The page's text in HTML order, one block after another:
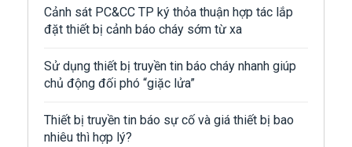
Cảnh sát PC&CC TP ký thỏa thuận hợp tác lắp
đặt thiết bị cảnh báo cháy sớm từ xa
Sử dụng thiết bị truyền tin báo cháy nhanh giúp
chủ động đối phó “giặc lửa”
Thiết bị truyền tin báo sự cố và giá thiết bị bao
nhiêu thì hợp lý?